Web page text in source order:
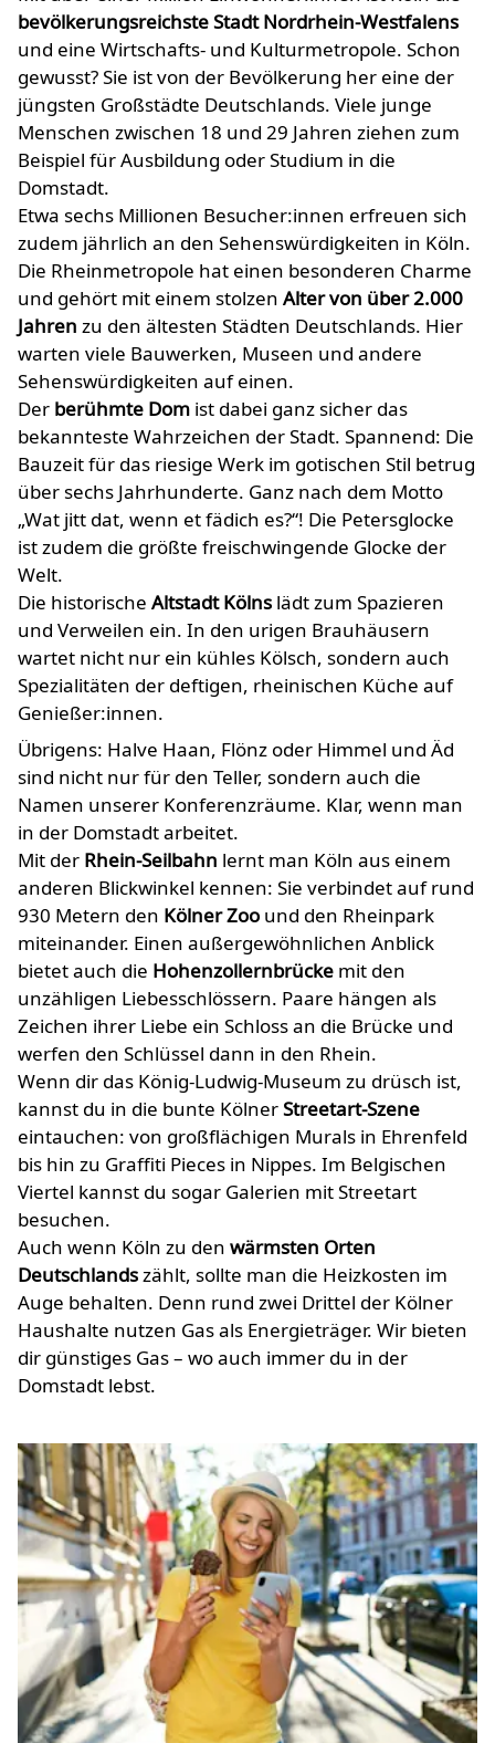
bevölkerungsreichste Stadt Nordrhein-Westfalens
und eine Wirtschafts- und Kulturmetropole. Schon
gewusst? Sie ist von der Bevölkerung her eine der
jüngsten Großstädte Deutschlands. Viele junge
Menschen zwischen 18 und 29 Jahren ziehen zum
Beispiel für Ausbildung oder Studium in die
Domstadt.
Etwa sechs Millionen Besucher:innen erfreuen sich
zudem jährlich an den Sehenswürdigkeiten in Köln.
Die Rheinmetropole hat einen besonderen Charme
und gehört mit einem stolzen Alter von über 2.000
Jahren zu den ältesten Städten Deutschlands. Hier
warten viele Bauwerken, Museen und andere
Sehenswürdigkeiten auf einen.
Der berühmte Dom ist dabei ganz sicher das
bekannteste Wahrzeichen der Stadt. Spannend: Die
Bauzeit für das riesige Werk im gotischen Stil betrug
über sechs Jahrhunderte. Ganz nach dem Motto
„Wat jitt dat, wenn et fädich es?“! Die Petersglocke
ist zudem die größte freischwingende Glocke der
Welt.
Die historische Altstadt Kölns lädt zum Spazieren
und Verweilen ein. In den urigen Brauhäusern
wartet nicht nur ein kühles Kölsch, sondern auch
Spezialitäten der deftigen, rheinischen Küche auf
Genießer:innen.
Übrigens: Halve Haan, Flönz oder Himmel und Äd
sind nicht nur für den Teller, sondern auch die
Namen unserer Konferenzräume. Klar, wenn man
in der Domstadt arbeitet.
Mit der Rhein-Seilbahn lernt man Köln aus einem
anderen Blickwinkel kennen: Sie verbindet auf rund
930 Metern den Kölner Zoo und den Rheinpark
miteinander. Einen außergewöhnlichen Anblick
bietet auch die Hohenzollernbrücke mit den
unzähligen Liebesschlössern. Paare hängen als
Zeichen ihrer Liebe ein Schloss an die Brücke und
werfen den Schlüssel dann in den Rhein.
Wenn dir das König-Ludwig-Museum zu drüsch ist,
kannst du in die bunte KölnerStreetart-Szene
eintauchen: von großflächigen Murals in Ehrenfeld
bis hin zu Graffiti Pieces in Nippes. Im Belgischen
Viertel kannst du sogar Galerien mit Streetart
besuchen.
Auch wenn Köln zu den wärmsten Orten
Deutschlands zählt, sollte man die Heizkosten im
Auge behalten. Denn rund zwei Drittel der Kölner
Haushalte nutzen Gas als Energieträger. Wir bieten
dir günstiges Gas – wo auch immer du in der
Domstadt lebst.